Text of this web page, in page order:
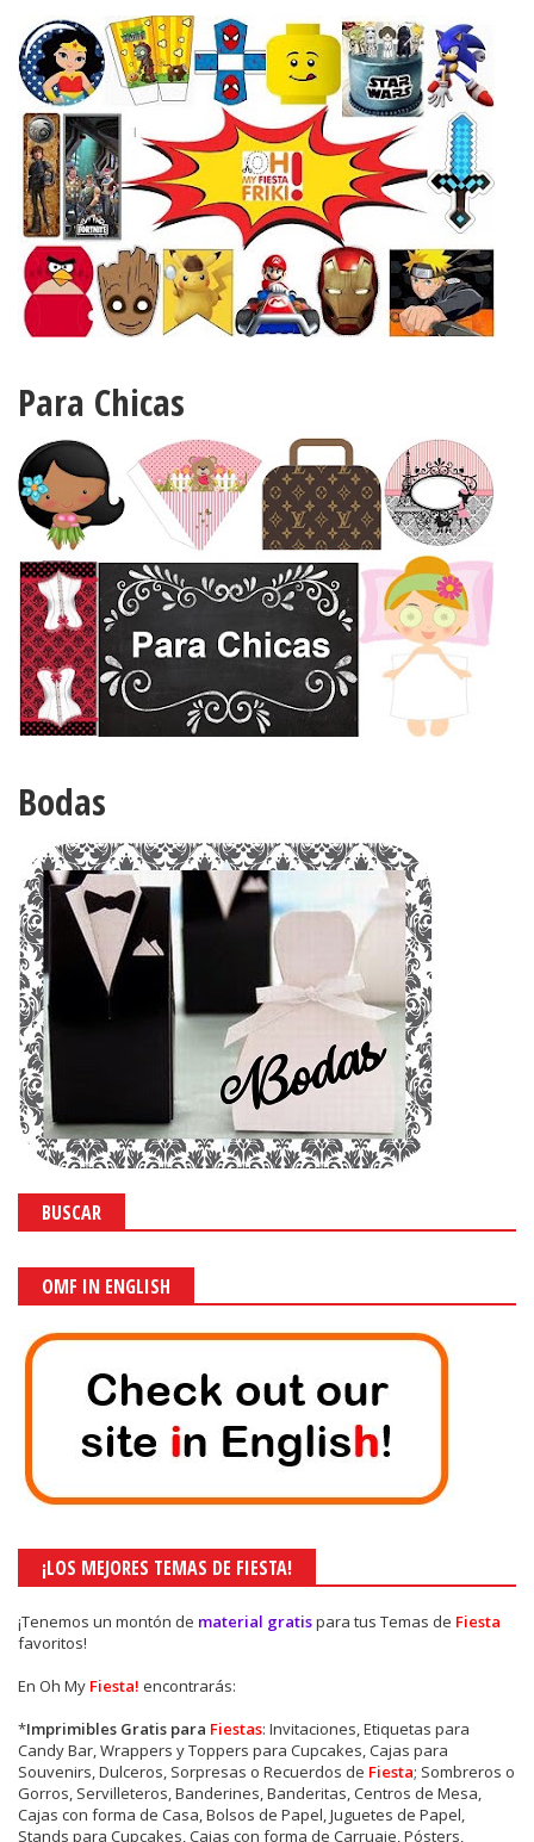
Para Chicas
Bodas
BUSCAR
OMF IN ENGLISH
¡LOS MEJORES TEMAS DE FIESTA!
¡Tenemos un montón de material gratispara tus Temas de Fiesta
favoritos!
En Oh My Fiesta! encontrarás:
*Imprimibles Gratis para Fiestas: Invitaciones, Etiquetas para
Candy Bar, Wrappers y Toppers para Cupcakes, Cajas para
Souvenirs, Dulceros, Sorpresas o Recuerdos de Fiesta; Sombreros o
Gorros, Servilleteros, Banderines, Banderitas, Centros de Mesa,
Cajas con forma de Casa, Bolsos de Papel, Juguetes de Papel,
Stands para Cupcakes, Cajas con forma de Carruaje, Pósters,